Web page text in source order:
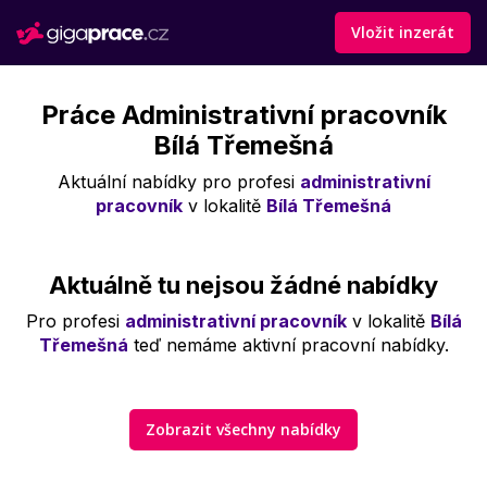
Vložit inzerát
Práce Administrativní pracovník
Bílá Třemešná
Aktuální nabídky pro profesi administrativní
pracovník v lokalitě Bílá Třemešná
Aktuálně tu nejsou žádné nabídky
Pro profesi administrativní pracovníkv lokalitě Bílá
Třemešná teď nemáme aktivní pracovní nabídky.
Zobrazit všechny nabídky